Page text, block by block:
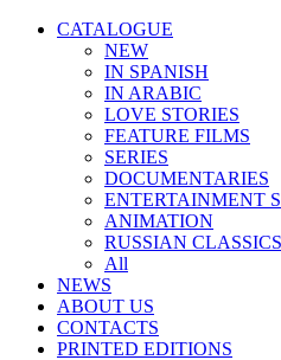
CATALOGUE
NEW
IN SPANISH
IN ARABIС
LOVE STORIES
FEATURE FILMS
SERIES
DOCUMENTARIES
ENTERTAINMENT
ANIMATION
RUSSIAN CLASSICS
All
NEWS
ABOUT US
CONTACTS
PRINTED EDITIONS